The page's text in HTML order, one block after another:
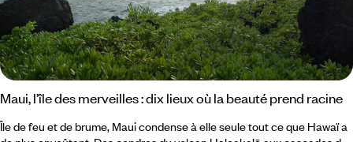
Maui, l’île des merveilles : dix lieux où la beauté prend racine
Île de feu et de brume, Maui condense à elle seule tout ce que Hawaï a